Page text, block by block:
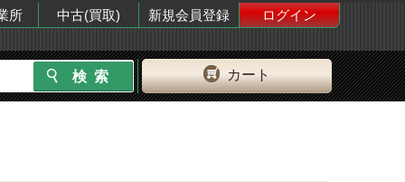
所 中古(買取) 新規会員登録
ログイン
カート